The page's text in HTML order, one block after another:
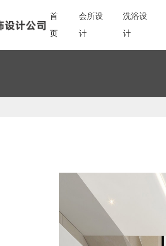
首
页
会所设
计
洗浴设
计